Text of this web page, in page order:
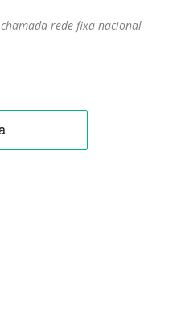
chamada rede fixa nacional